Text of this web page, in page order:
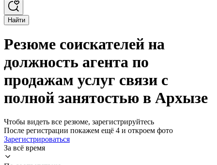
Найти
Резюме соискателей на
должность агента по
продажам услуг связи с
полной занятостью в Архызе
Чтобы видеть все резюме, зарегистрируйтесь
После регистрации покажем ещё 4 и откроем фото
Зарегистрироваться
За всё время